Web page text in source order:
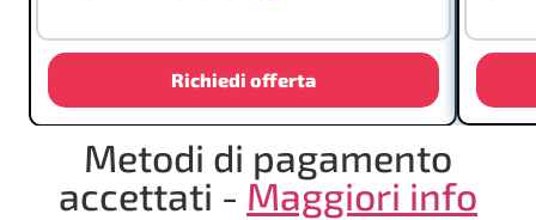
Richiedi offerta
Metodi di pagamento
accettati - Maggiori info